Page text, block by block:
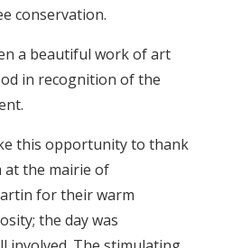
conservation.
a beautiful work of art
in recognition of the
this opportunity to thank
the mairie of
for their warm
the day was